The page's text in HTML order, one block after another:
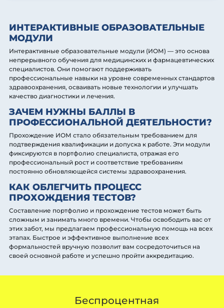
ИНТЕРАКТИВНЫЕ ОБРАЗОВАТЕЛЬНЫЕ
МОДУЛИ
Интерактивные образовательные модули (ИОМ) — это основа
непрерывного обучения для медицинских и фармацевтических
специалистов. Они помогают поддерживать
профессиональные навыки на уровне современных стандартов
здравоохранения, осваивать новые технологии и улучшать
качество диагностики и лечения.
ЗАЧЕМ НУЖНЫ БАЛЛЫ В
ПРОФЕССИОНАЛЬНОЙ ДЕЯТЕЛЬНОСТИ?
Прохождение ИОМ стало обязательным требованием для
подтверждения квалификации и допуска к работе. Эти модули
фиксируются в портфолио специалиста, отражая его
профессиональный рост и соответствие требованиям
постоянно обновляющейся системы здравоохранения.
КАК ОБЛЕГЧИТЬ ПРОЦЕСС
ПРОХОЖДЕНИЯ ТЕСТОВ?
Составление портфолио и прохождение тестов может быть
сложным и занимать много времени. Чтобы освободить вас от
этих забот, мы предлагаем профессиональную помощь на всех
этапах. Быстрое и эффективное выполнение всех
формальностей вручную позволит вам сосредоточиться на
своей основной работе и успешно пройти аккредитацию.
Беспроцентная